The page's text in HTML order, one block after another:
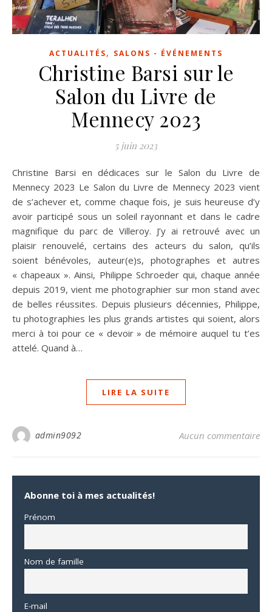
ACTUALITÉS, SALONS - ÉVÉNEMENTS
Christine Barsi sur le
Salon du Livre de
Mennecy 2023
5 juin 2023
Christine Barsi en dédicaces sur le Salon du Livre de
Mennecy 2023 Le Salon du Livre de Mennecy 2023 vient
de s’achever et, comme chaque fois, je suis heureuse d’y
avoir participé sous un soleil rayonnant et dans le cadre
magnifique du parc de Villeroy. J’y ai retrouvé avec un
plaisir renouvelé, certains des acteurs du salon, qu’ils
soient bénévoles, auteur(e)s, photographes et autres
« chapeaux ». Ainsi, Philippe Schroeder qui, chaque année
depuis 2019, vient me photographier sur mon stand avec
de belles réussites. Depuis plusieurs décennies, Philippe,
tu photographies les plus grands artistes qui soient, alors
merci à toi pour ce « devoir » de mémoire auquel tu t’es
attelé. Quand à…
LIRE LA SUITE
admin9092 Aucun commentaire
Abonne toi à mes actualités!
Prénom
Nom de famille
E-mail